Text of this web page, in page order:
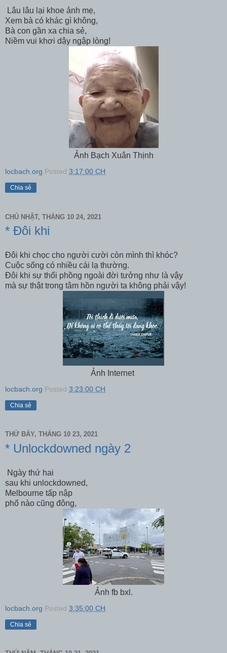
Lâu lâu lại khoe ảnh mẹ,
Xem bà có khác gì không,
Bà con gần xa chia sẻ,
Niềm vui khơi dậy ngập lòng!
Ảnh Bạch Xuân Thịnh
locbach.org Posted 3:17:00 CH
Chia sẻ
CHỦ NHẬT, THÁNG 10 24, 2021
* Đôi khi
Đôi khi chọc cho người cười còn mình thì khóc?
Cuộc sống có nhiều cái lạ thường.
Đôi khi sự thổi phồng ngoài đời tưởng như là vậy
mà sự thật trong tâm hồn người ta không phải vậy!
Ảnh Internet
locbach.org Posted 3:23:00 CH
Chia sẻ
THỨ BẢY, THÁNG 10 23, 2021
* Unlockdowned ngày 2
Ngày thứ hai
sau khi unlockdowned,
Melbourne tấp nập
phố nào cũng đông,
Ảnh fb bxl.
locbach.org Posted 3:35:00 CH
Chia sẻ